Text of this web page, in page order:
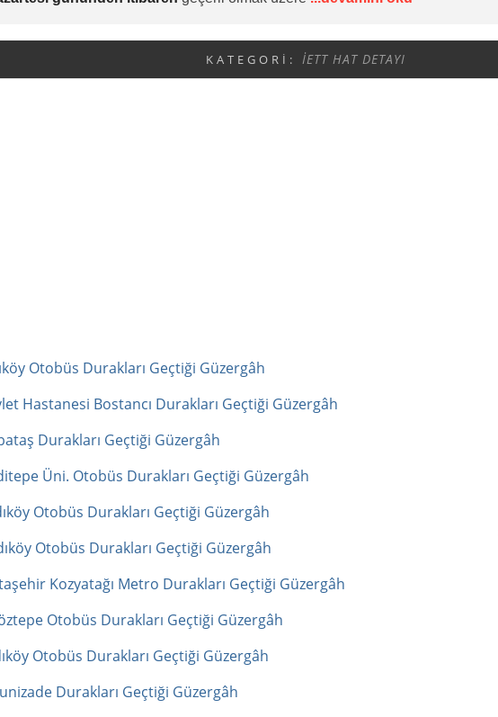
KATEGORI: İETT HAT DETAYI
Otobüs Durakları Geçtiği Güzergâh
Hastanesi Bostancı Durakları Geçtiği Güzergâh
Durakları Geçtiği Güzergâh
Üni. Otobüs Durakları Geçtiği Güzergâh
Otobüs Durakları Geçtiği Güzergâh
Otobüs Durakları Geçtiği Güzergâh
Kozyatağı Metro Durakları Geçtiği Güzergâh
Otobüs Durakları Geçtiği Güzergâh
Otobüs Durakları Geçtiği Güzergâh
Durakları Geçtiği Güzergâh